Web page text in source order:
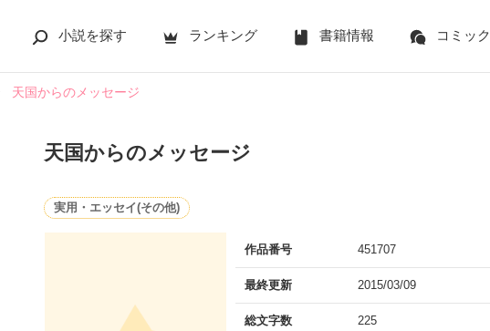
小説を探す ランキング 書籍情報 コミック
天国からのメッセージ
天国からのメッセージ
実用・エッセイ(その他)
作品番号 451707
最終更新 2015/03/09
総文字数 225